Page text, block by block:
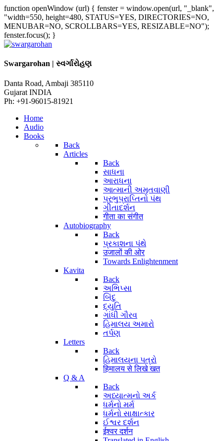
function openWindow (url) { fenster = window.open(url, "_blank",
"width=550, height=480, STATUS=YES, DIRECTORIES=NO,
MENUBAR=NO, SCROLLBARS=YES, RESIZABLE=NO");
fenster.focus(); }
Swargarohan | સ્વર્ગારોહણ
Danta Road, Ambaji 385110
Gujarat INDIA
Ph: +91-96015-81921
Home
Audio
Books
Back
Articles
Back
સાધના
આરાધના
આત્માની અમૃતવાણી
પ્રભુપ્રાપ્તિનો પંથ
ગીતાદર્શન
गीता का संगीत
Autobiography
Back
પ્રકાશના પંથે
उजालों की ओर
Towards Enlightenment
Kavita
Back
અભિપ્સા
બિંદુ
દ્યુતિ
ગાંધી ગૌરવ
હિમાલય અમારો
તર્પણ
Letters
Back
હિમાલયના પત્રો
हिमालय से लिखे खत
Q & A
Back
અધ્યાત્મનો અર્ક
ધર્મનો મર્મ
ધર્મનો સાક્ષાત્કાર
ઈશ્વર દર્શન
ईश्वर दर्शन